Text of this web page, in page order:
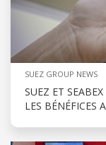
SUEZ GROUP NEWS
SUEZ ET
LES BÉNÉFICES